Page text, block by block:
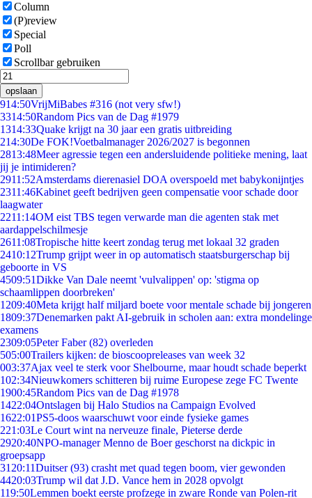
Column
(P)review
Special
Poll
Scrollbar gebruiken
opslaan
914:50VrijMiBabes #316 (not very sfw!)
3314:50Random Pics van de Dag #1979
1314:33Quake krijgt na 30 jaar een gratis uitbreiding
214:30De FOK!Voetbalmanager 2026/2027 is begonnen
2813:48Meer agressie tegen een andersluidende politieke mening, laat
jij je intimideren?
2911:52Amsterdams dierenasiel DOA overspoeld met babykonijntjes
2311:46Kabinet geeft bedrijven geen compensatie voor schade door
laagwater
2211:14OM eist TBS tegen verwarde man die agenten stak met
aardappelschilmesje
2611:08Tropische hitte keert zondag terug met lokaal 32 graden
2410:12Trump grijpt weer in op automatisch staatsburgerschap bij
geboorte in VS
4509:51Dikke Van Dale neemt 'vulvalippen' op: 'stigma op
schaamlippen doorbreken'
1209:40Meta krijgt half miljard boete voor mentale schade bij jongeren
1809:37Denemarken pakt AI-gebruik in scholen aan: extra mondelinge
examens
2309:05Peter Faber (82) overleden
505:00Trailers kijken: de bioscoopreleases van week 32
003:37Ajax veel te sterk voor Shelbourne, maar houdt schade beperkt
102:34Nieuwkomers schitteren bij ruime Europese zege FC Twente
1900:45Random Pics van de Dag #1978
1422:04Ontslagen bij Halo Studios na Campaign Evolved
1622:01PS5-doos waarschuwt voor einde fysieke games
221:03Le Court wint na nerveuze finale, Pieterse derde
2920:40NPO-manager Menno de Boer geschorst na dickpic in
groepsapp
31 20:11Duitser (93) crasht met quad tegen boom, vier gewonden
4420:03Trump wil dat J.D. Vance hem in 2028 opvolgt
119:50Lemmen boekt eerste profzege in zware Ronde van Polen-rit